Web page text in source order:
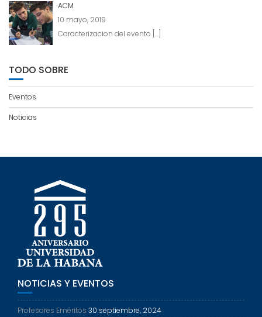
ACM
10 mayo, 2019
Caracterizacion del evento […]
TODO SOBRE
Eventos
Noticias
NOTICIAS Y EVENTOS
Profesores Eméritos 30 septiembre, 2024